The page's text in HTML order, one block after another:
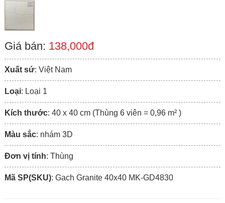
Giá bán: 138,000đ
Xuất sứ: Việt Nam
Loại: Loại 1
Kích thước: 40 x 40 cm (Thùng 6 viên = 0,96 m² )
Màu sắc: nhám 3D
Đơn vị tính: Thùng
Mã SP(SKU): Gach Granite 40x40 MK-GD4830